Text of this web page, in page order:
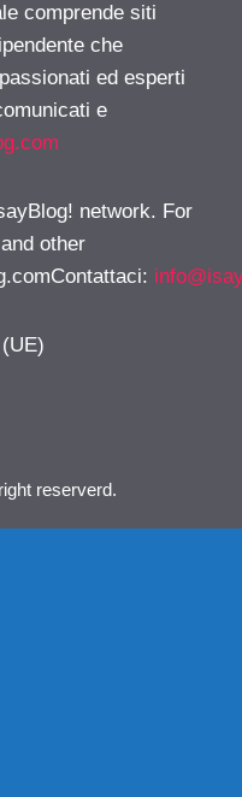
comprende siti
che
ed esperti
e
network. For
other
:
reserverd.